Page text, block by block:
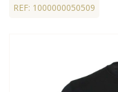
REF: 1000000050509